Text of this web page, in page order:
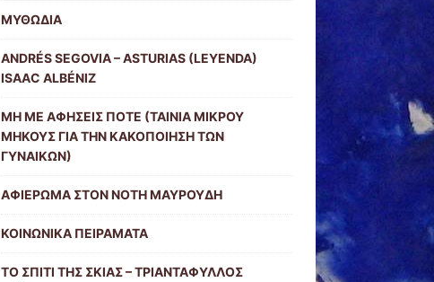
ΜΥΘΩΔΙΑ
ANDRÉS SEGOVIA – ASTURIAS (LEYENDA)
ISAAC ALBÉNIZ
ΜΗ ΜΕ ΑΦΗΣΕΙΣ ΠΟΤΕ (ΤΑΙΝΙΑ ΜΙΚΡΟΥ
ΜΗΚΟΥΣ ΓΙΑ ΤΗΝ ΚΑΚΟΠΟΙΗΣΗ ΤΩΝ
ΓΥΝΑΙΚΩΝ)
ΑΦΙΕΡΩΜΑ ΣΤΟΝ ΝΟΤΗ ΜΑΥΡΟΥΔΗ
ΚΟΙΝΩΝΙΚΑ ΠΕΙΡΑΜΑΤΑ
ΤΟ ΣΠΙΤΙ ΤΗΣ ΣΚΙΑΣ – ΤΡΙΑΝΤΑΦΥΛΛΟΣ